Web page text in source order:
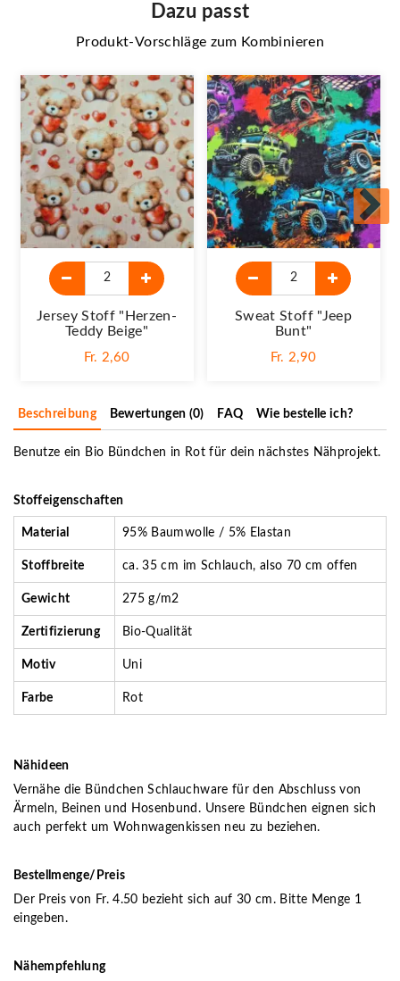
Dazu passt
Produkt-Vorschläge zum Kombinieren
Jersey Stoff "Herzen-
Teddy Beige"
Fr. 2,60
Sweat Stoff "Jeep
Bunt"
Fr. 2,90
Beschreibung Bewertungen (0) FAQ Wie bestelle ich?
Benutze ein Bio Bündchen in Rot für dein nächstes Nähprojekt.
Stoffeigenschaften
Material 95% Baumwolle / 5% Elastan
Stoffbreite ca. 35 cm im Schlauch, also 70 cm offen
Gewicht 275 g/m2
Zertifizierung Bio-Qualität
Motiv Uni
Farbe Rot
Nähideen
Vernähe die Bündchen Schlauchware für den Abschluss von
Ärmeln, Beinen und Hosenbund. Unsere Bündchen eignen sich
auch perfekt um Wohnwagenkissen neu zu beziehen.
Bestellmenge/Preis
Der Preis von Fr. 4.50 bezieht sich auf 30 cm. Bitte Menge 1
eingeben.
Nähempfehlung